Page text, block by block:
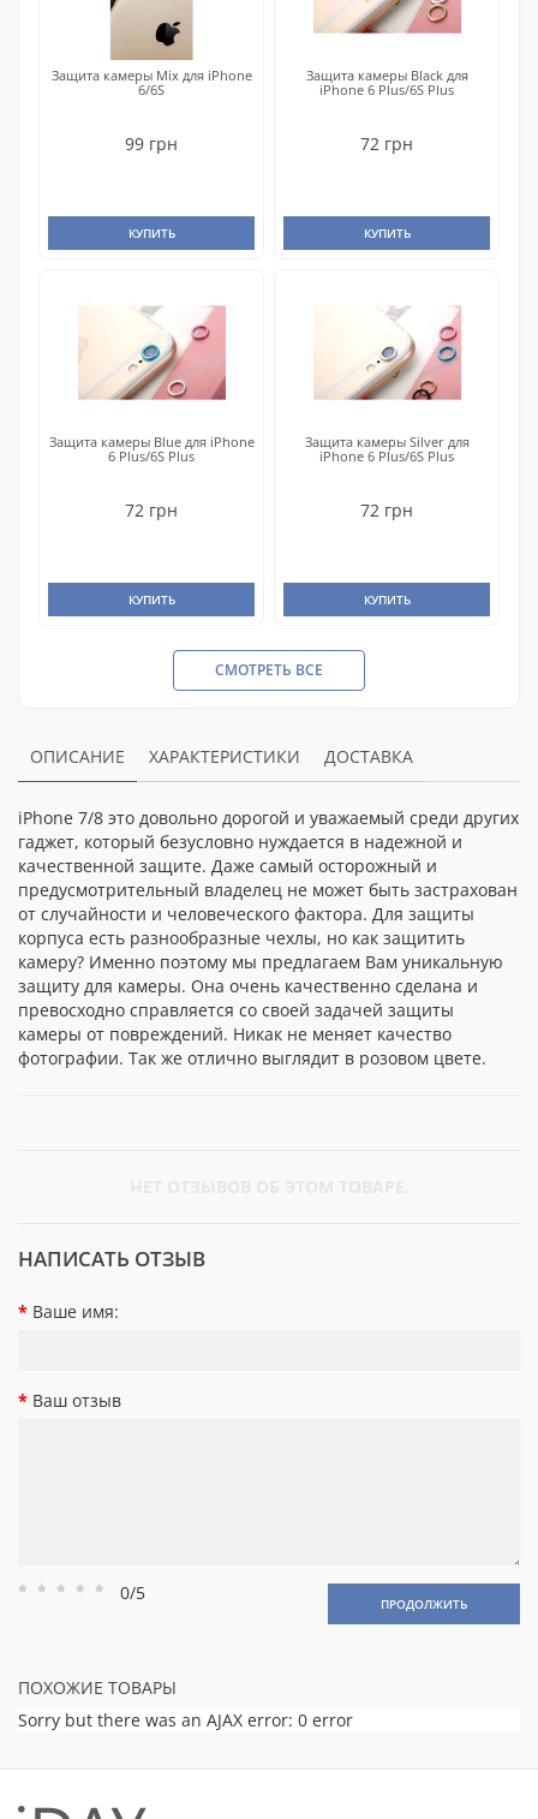
Защита камеры Mix для iPhone
6/6S
99 грн
КУПИТЬ
Защита камеры Black для
iPhone 6 Plus/6S Plus
72 грн
КУПИТЬ
Защита камеры Blue для iPhone
6 Plus/6S Plus
72 грн
КУПИТЬ
Защита камеры Silver для
iPhone 6 Plus/6S Plus
72 грн
КУПИТЬ
СМОТРЕТЬ ВСЕ
ОПИСАНИЕ ХАРАКТЕРИСТИКИ ДОСТАВКА
iPhone 7/8 это довольно дорогой и уважаемый среди других
гаджет, который безусловно нуждается в надежной и
качественной защите. Даже самый осторожный и
предусмотрительный владелец не может быть застрахован
от случайности и человеческого фактора. Для защиты
корпуса есть разнообразные чехлы, но как защитить
камеру? Именно поэтому мы предлагаем Вам уникальную
защиту для камеры. Она очень качественно сделана и
превосходно справляется со своей задачей защиты
камеры от повреждений. Никак не меняет качество
фотографии. Так же отлично выглядит в розовом цвете.
НАПИСАТЬ ОТЗЫВ
Ваше имя:
Ваш отзыв
Рейтинг
Рейтинг
Рейтинг
Рейтинг
Рейтинг
0/5 ПРОДОЛЖИТЬ
ПОХОЖИЕ ТОВАРЫ
Sorry but there was an AJAX error: 0 error